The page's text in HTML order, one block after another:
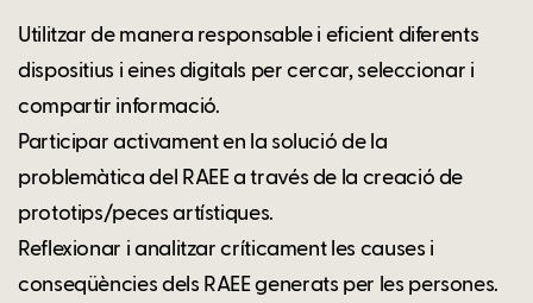
Utilitzar de manera responsable i eficient diferents
dispositius i eines digitals per cercar, seleccionar i
compartir informació.
Participar activament en la solució de la
problemàtica del RAEE a través de la creació de
prototips/peces artístiques.
Reflexionar i analitzar críticament les causes i
conseqüències dels RAEE generats per les persones.